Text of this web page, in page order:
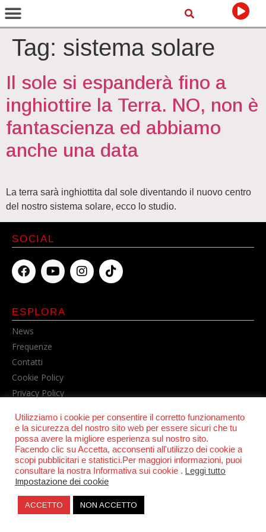
Tag: sistema solare
Il sole si espanderà fino a
inghiottire la Terra. NO, non è
fantascienza ed abbiamo
anche una data
La terra sarà inghiottita dal sole diventando il nuovo centro
del nostro sistema solare, ecco lo studio.
© POWER RADIO srl | C.F. e P.IVA 06157210631
ESPLORA
News
Frequenze
Contatti
Cookie Policy
Privacy Policy
SOCIAL
Utilizziamo i cookie per consentire il corretto funzionamento
e la sicurezza del nostro sito web per essere sicuri che tu
possa avere la migliore esperienza sul nostro sito.
Facendo clic su Accetta, acconsenti all'utilizzo dei cookie a
scopi pubblicitari e statistici.Per maggiori informazioni, puoi
consultare la nostra Informativa sui cookie . Leggi tutto
Impostazione dei cookie
ACCETTO NON ACCETTO